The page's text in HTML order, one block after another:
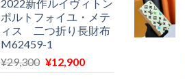
2022新作ルイヴィトン
ポルトフォイユ・メテ
ィス 二つ折り長財布
M62459-1
¥29,300 元
¥12,900現